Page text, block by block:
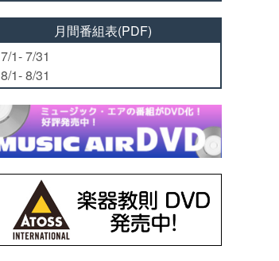
月間番組表(PDF)
7/1- 7/31
8/1- 8/31